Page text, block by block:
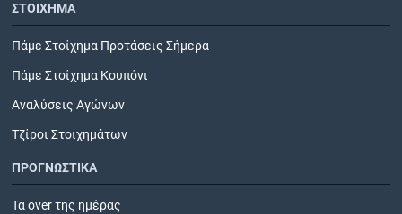
ΣΤΟΙΧΗΜΑ
Πάμε Στοίχημα Προτάσεις Σήμερα
Πάμε Στοίχημα Κουπόνι
Αναλύσεις Αγώνων
Τζίροι Στοιχημάτων
ΠΡΟΓΝΩΣΤΙΚΑ
Τα over της ημέρας